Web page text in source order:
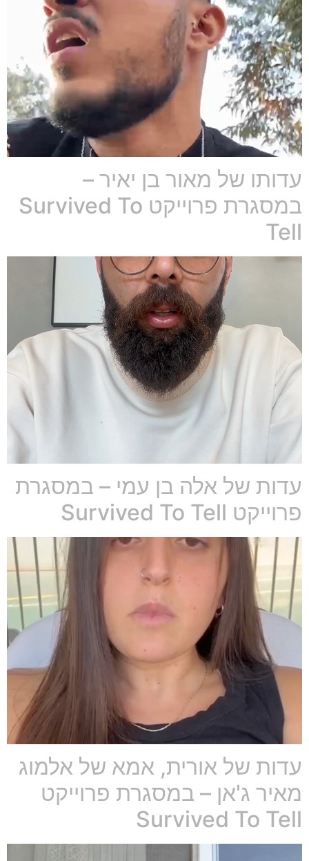
עדותו של מאור בן יאיר –
במסגרת פרוייקט Survived To
Tell
עדות של אלה בן עמי – במסגרת
פרוייקט Survived To Tell
עדות של אורית, אמא של אלמוג
מאיר ג'אן – במסגרת פרוייקט
Survived To Tell